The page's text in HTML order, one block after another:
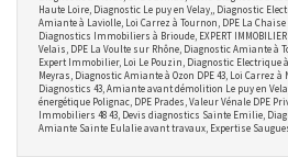
Haute Loire, Diagnostic Le puy en Velay,, Diagnostic
Amiante à Laviolle, Loi Carrez à Tournon, DPE La
Diagnostics Immobiliers à Brioude, EXPERT
Velais, DPE La Voulte sur Rhône, Diagnostic Amiante à
Expert Immobilier, Loi Le Pouzin, Diagnostic Electrique
Meyras, Diagnostic Amiante à Ozon DPE 43, Loi Carrez
Diagnostics 43, Amiante avant démolition Le puy en
énergétique Polignac, DPE Prades, Valeur Vénale DPE
Immobiliers 48 43, Devis diagnostics Sainte Emilie,
Amiante Sainte Eulalie avant travaux, Expertise